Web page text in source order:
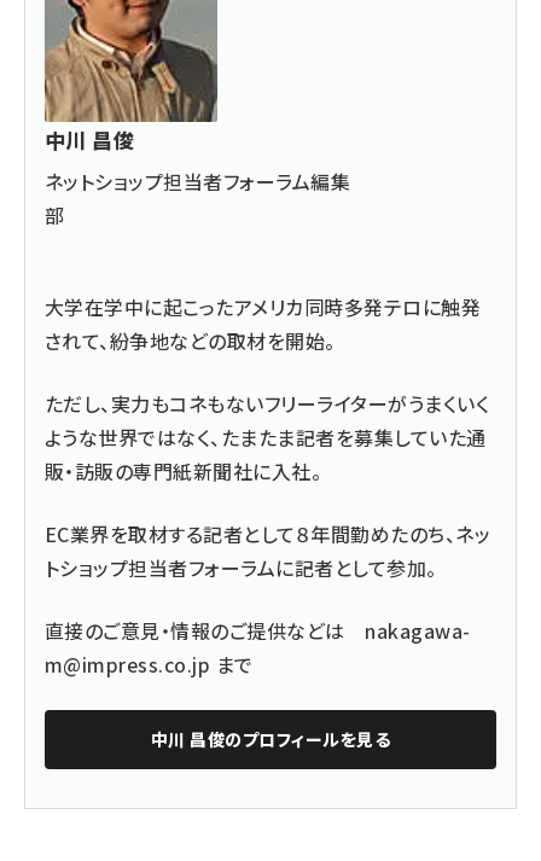
中川 昌俊
ネットショップ担当者フォーラム編集
部
大学在学中に起こったアメリカ同時多発テロに触発
されて、紛争地などの取材を開始。
ただし、実力もコネもないフリーライターがうまくいく
ような世界ではなく、たまたま記者を募集していた通
販・訪販の専門紙新聞社に入社。
EC業界を取材する記者として８年間勤めたのち、ネッ
トショップ担当者フォーラムに記者として参加。
直接のご意見・情報のご提供などは nakagawa-
m@impress.co.jp まで
中川 昌俊のプロフィールを見る